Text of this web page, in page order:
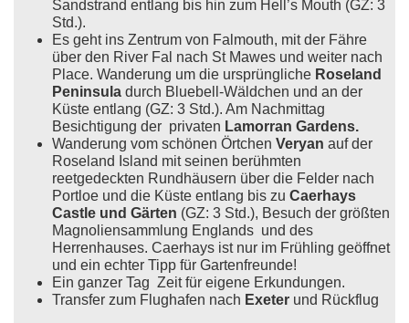
Sandstrand entlang bis hin zum Hell’s Mouth (GZ: 3
Std.).
Es geht ins Zentrum von Falmouth, mit der Fähre
über den River Fal nach St Mawes und weiter nach
Place. Wanderung um die ursprüngliche Roseland
Peninsula durch Bluebell-Wäldchen und an der
Küste entlang (GZ: 3 Std.). Am Nachmittag
Besichtigung der privaten Lamorran Gardens.
Wanderung vom schönen Örtchen Veryan auf der
Roseland Island mit seinen berühmten
reetgedeckten Rundhäusern über die Felder nach
Portloe und die Küste entlang bis zu Caerhays
Castle und Gärten (GZ: 3 Std.), Besuch der größten
Magnoliensammlung Englands und des
Herrenhauses. Caerhays ist nur im Frühling geöffnet
und ein echter Tipp für Gartenfreunde!
Ein ganzer Tag Zeit für eigene Erkundungen.
Transfer zum Flughafen nach Exeter und Rückflug